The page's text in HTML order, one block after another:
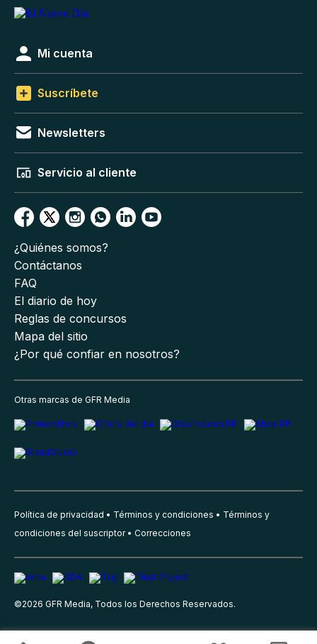
Mi cuenta
Suscríbete
Newsletters
Servicio al cliente
¿Quiénes somos?
Contáctanos
FAQ
El diario de hoy
Reglas de concursos
Mapa del sitio
¿Por qué confiar en nosotros?
Otras marcas de GFR Media
Política de privacidad Términos y condiciones
Términos y
condiciones del suscriptor
Correcciones
©2026 GFR Media, Todos los Derechos Reservados.